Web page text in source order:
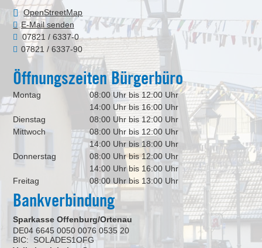
OpenStreetMap
E-Mail senden
07821 / 6337-0
07821 / 6337-90
Öffnungszeiten Bürgerbüro
Montag
08:00 Uhr bis 12:00 Uhr
14:00 Uhr bis 16:00 Uhr
Dienstag
08:00 Uhr bis 12:00 Uhr
Mittwoch
08:00 Uhr bis 12:00 Uhr
14:00 Uhr bis 18:00 Uhr
Donnerstag
08:00 Uhr bis 12:00 Uhr
14:00 Uhr bis 16:00 Uhr
Freitag
08:00 Uhr bis 13:00 Uhr
Bankverbindung
Sparkasse Offenburg/Ortenau
DE04 6645 0050 0076 0535 20
BIC: SOLADES1OFG